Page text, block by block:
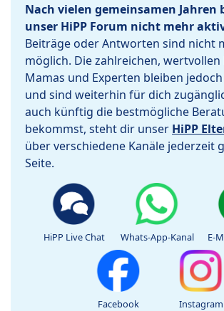
Nach vielen gemeinsamen Jahren
unser HiPP Forum nicht mehr
Beiträge oder Antworten sind nicht
möglich. Die zahlreichen,
Mamas und Experten bleiben
und sind weiterhin für dich
auch künftig die bestmögliche
bekommst, steht dir unser HiPP
über verschiedene Kanäle jederzeit
Seite.
HiPP Live Chat Whats-App-Kanal E-
Facebook Instagram